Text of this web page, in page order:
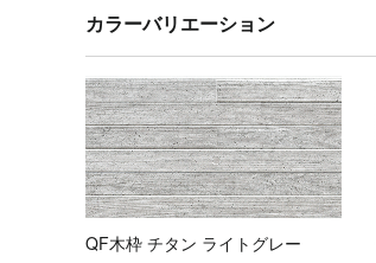
カラーバリエーション
QF木枠 チタン ライトグレー